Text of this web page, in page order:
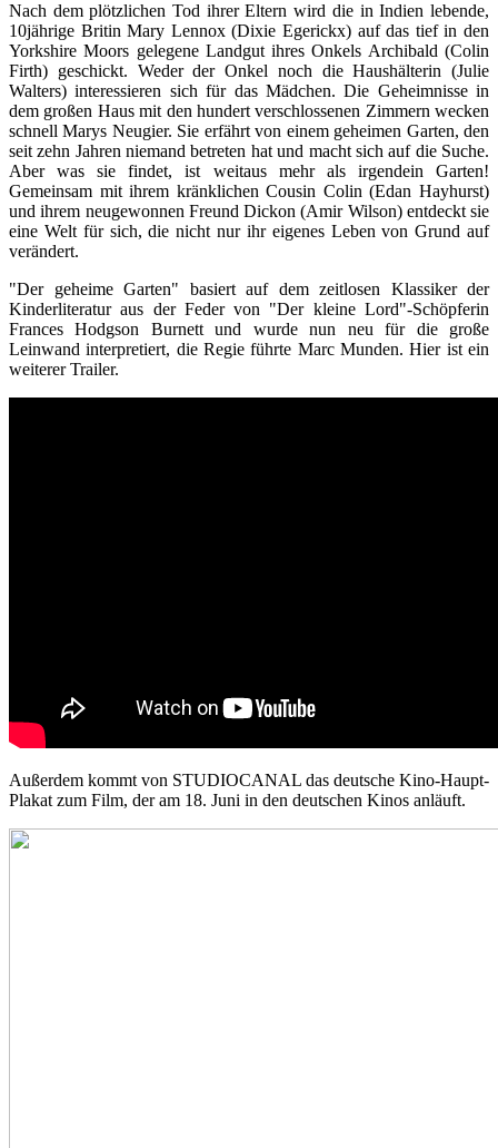
Nach dem plötzlichen Tod ihrer Eltern wird die in Indien lebende,
10jährige Britin Mary Lennox (Dixie Egerickx) auf das tief in den
Yorkshire Moors gelegene Landgut ihres Onkels Archibald (Colin
Firth) geschickt. Weder der Onkel noch die Haushälterin (Julie
Walters) interessieren sich für das Mädchen. Die Geheimnisse in
dem großen Haus mit den hundert verschlossenen Zimmern wecken
schnell Marys Neugier. Sie erfährt von einem geheimen Garten, den
seit zehn Jahren niemand betreten hat und macht sich auf die Suche.
Aber was sie findet, ist weitaus mehr als irgendein Garten!
Gemeinsam mit ihrem kränklichen Cousin Colin (Edan Hayhurst)
und ihrem neugewonnen Freund Dickon (Amir Wilson) entdeckt sie
eine Welt für sich, die nicht nur ihr eigenes Leben von Grund auf
verändert.
"Der geheime Garten" basiert auf dem zeitlosen Klassiker der
Kinderliteratur aus der Feder von "Der kleine Lord"-Schöpferin
Frances Hodgson Burnett und wurde nun neu für die große
Leinwand interpretiert, die Regie führte Marc Munden. Hier ist ein
weiterer Trailer.
Außerdem kommt von STUDIOCANAL das deutsche Kino-Haupt-
Plakat zum Film, der am 18. Juni in den deutschen Kinos anläuft.